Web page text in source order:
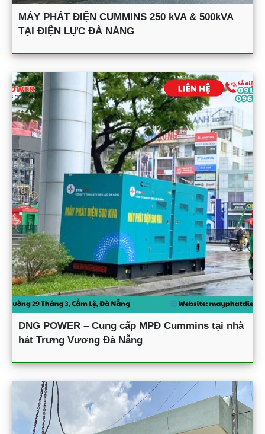
MÁY PHÁT ĐIỆN CUMMINS 250 kVA & 500kVA
TẠI ĐIỆN LỰC ĐÀ NẴNG
DNG POWER – Cung cấp MPĐ Cummins tại nhà
hát Trưng Vương Đà Nẵng